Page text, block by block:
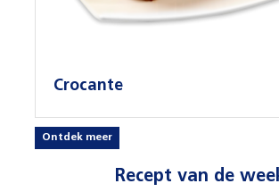
Crocante
Ontdek meer
Recept van de